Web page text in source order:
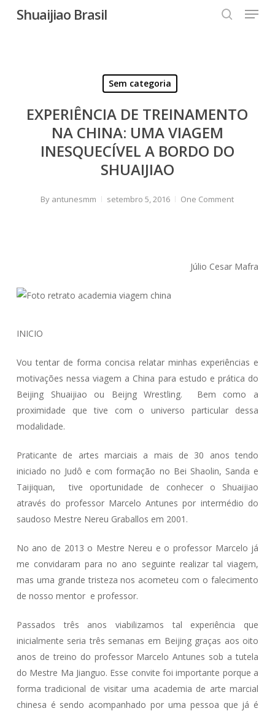
Shuaijiao Brasil Menu
Sem categoria
EXPERIÊNCIA DE TREINAMENTO
NA CHINA: UMA VIAGEM
INESQUECÍVEL A BORDO DO
SHUAIJIAO
By antunesmm setembro 5, 2016 One Comment
Júlio Cesar Mafra
INICIO
Vou tentar de forma concisa relatar minhas experiências e
motivações nessa viagem a China para estudo e prática do
Beijing Shuaijiao ou Beijng Wrestling. Bem como a
proximidade que tive com o universo particular dessa
modalidade.
Praticante de artes marciais a mais de 30 anos tendo
iniciado no Judô e com formação no Bei Shaolin, Sanda e
Taijiquan, tive oportunidade de conhecer o Shuaijiao
através do professor Marcelo Antunes por intermédio do
saudoso Mestre Nereu Graballos em 2001.
No ano de 2013 o Mestre Nereu e o professor Marcelo já
me convidaram para no ano seguinte realizar tal viagem,
mas uma grande tristeza nos acometeu com o falecimento
de nosso mentor e professor.
Passados três anos viabilizamos tal experiência que
inicialmente seria três semanas em Beijing graças aos oito
anos de treino do professor Marcelo Antunes sob a tutela
do Mestre Ma Jianguo. Esse convite foi importante porque a
forma tradicional de visitar uma academia de arte marcial
chinesa é sendo acompanhado por uma pessoa que já é